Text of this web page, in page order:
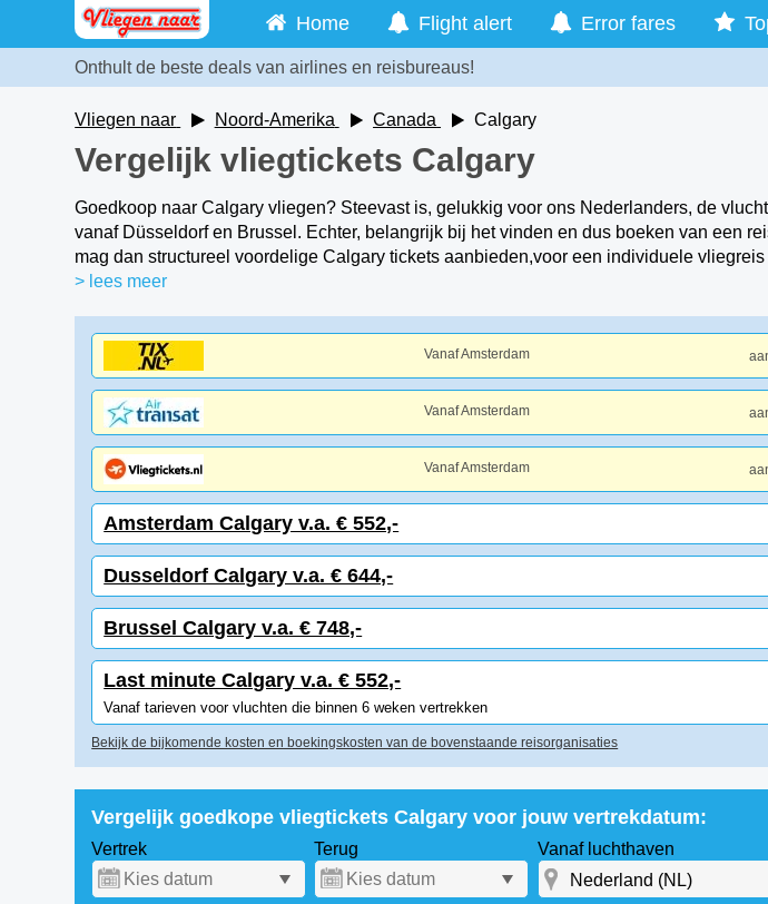
Home Flight alert Error fares
Onthult de beste deals van airlines en reisbureaus!
Vliegen naar Noord-Amerika Canada Calgary
Vergelijk vliegtickets Calgary
Goedkoop naar Calgary vliegen? Steevast is, gelukkig voor ons Nederlanders, de
vanaf Düsseldorf en Brussel. Echter, belangrijk bij het vinden en dus boeken van een
mag dan structureel voordelige Calgary tickets aanbieden,voor een individuele
> lees meer
Vanaf Amsterdam
Vanaf Amsterdam
Vanaf Amsterdam
Amsterdam Calgary v.a. € 552,-
Dusseldorf Calgary v.a. € 644,-
Brussel Calgary v.a. € 748,-
Last minute Calgary v.a. € 552,-
Vanaf tarieven voor vluchten die binnen 6 weken vertrekken
Bekijk de bijkomende kosten en boekingskosten van de bovenstaande reisorganisaties
Vergelijk goedkope vliegtickets Calgary voor jouw vertrekdatum:
Vertrek Terug Vanaf luchthaven